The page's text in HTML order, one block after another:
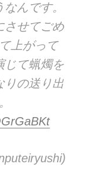
んです。
させてごめ
上がって
じて蝋燭を
りの送り出